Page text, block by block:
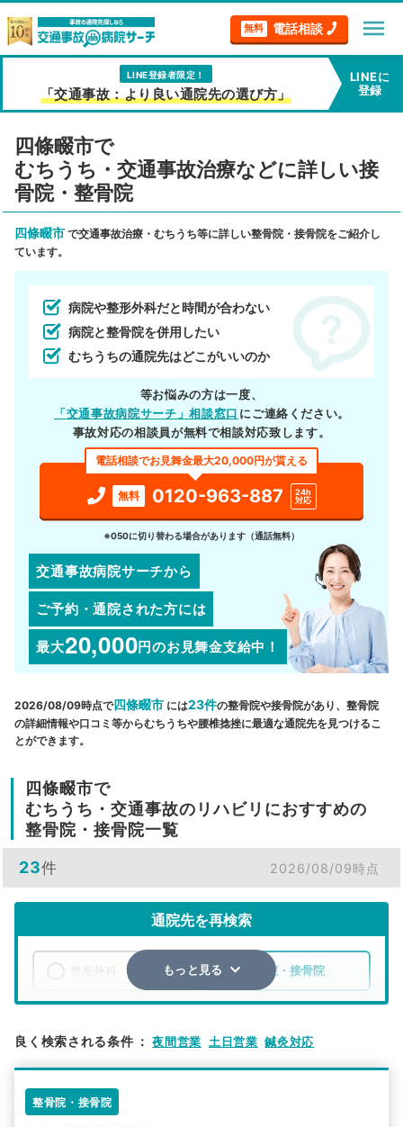
無料 電話相談 menu
LINE登録者限定！
「交通事故：より良い通院先の選び方」
LINEに
登録
四條畷市で
むちうち・交通事故治療などに詳しい接
骨院・整骨院
四條畷市 で交通事故治療・むちうち等に詳しい整骨院・接骨院をご紹介し
ています。
病院や整形外科だと時間が合わない
病院と整骨院を併用したい
むちうちの通院先はどこがいいのか
等お悩みの方は一度、
「交通事故病院サーチ」相談窓口 にご連絡ください。
事故対応の相談員が無料で相談対応致します。
電話相談でお見舞金最大20,000円が貰える
無料 0120-963-887
24h
対応
※050に切り替わる場合があります（通話無料）
交通事故病院サーチから
ご予約・通院された方には
最大20,000円のお見舞金支給中！
2026/08/09時点で四條畷市 には23件の整骨院や接骨院があり、整骨院
の詳細情報や口コミ等からむちうちや腰椎捻挫に最適な通院先を見つけるこ
とができます。
四條畷市で
むちうち・交通事故のリハビリにおすすめの
整骨院・接骨院一覧
23件 2026/08/09時点
通院先を再検索
整骨院・接骨院
検索する
もっと見る
良く検索される条件 ： 夜間営業 土日営業 鍼灸対応
整骨院・接骨院